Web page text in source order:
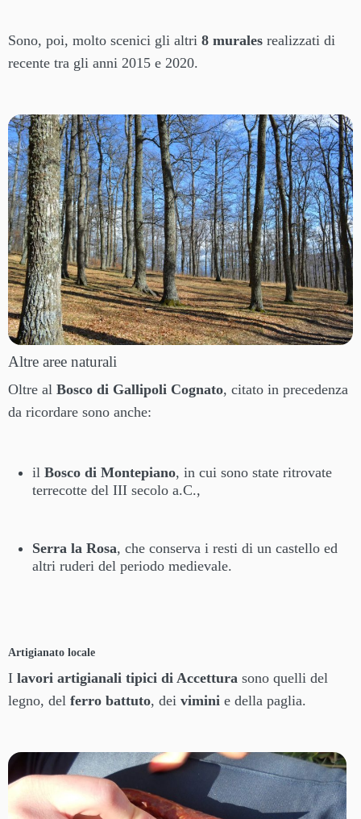
Sono, poi, molto scenici gli altri 8 murales realizzati di
recente tra gli anni 2015 e 2020.
Altre aree naturali
Oltre al Bosco di Gallipoli Cognato, citato in precedenza
da ricordare sono anche:
il Bosco di Montepiano, in cui sono state ritrovate
terrecotte del III secolo a.C.,
Serra la Rosa, che conserva i resti di un castello ed
altri ruderi del periodo medievale.
Artigianato locale
I lavori artigianali tipici di Accettura sono quelli del
legno, del ferro battuto, dei vimini e della paglia.